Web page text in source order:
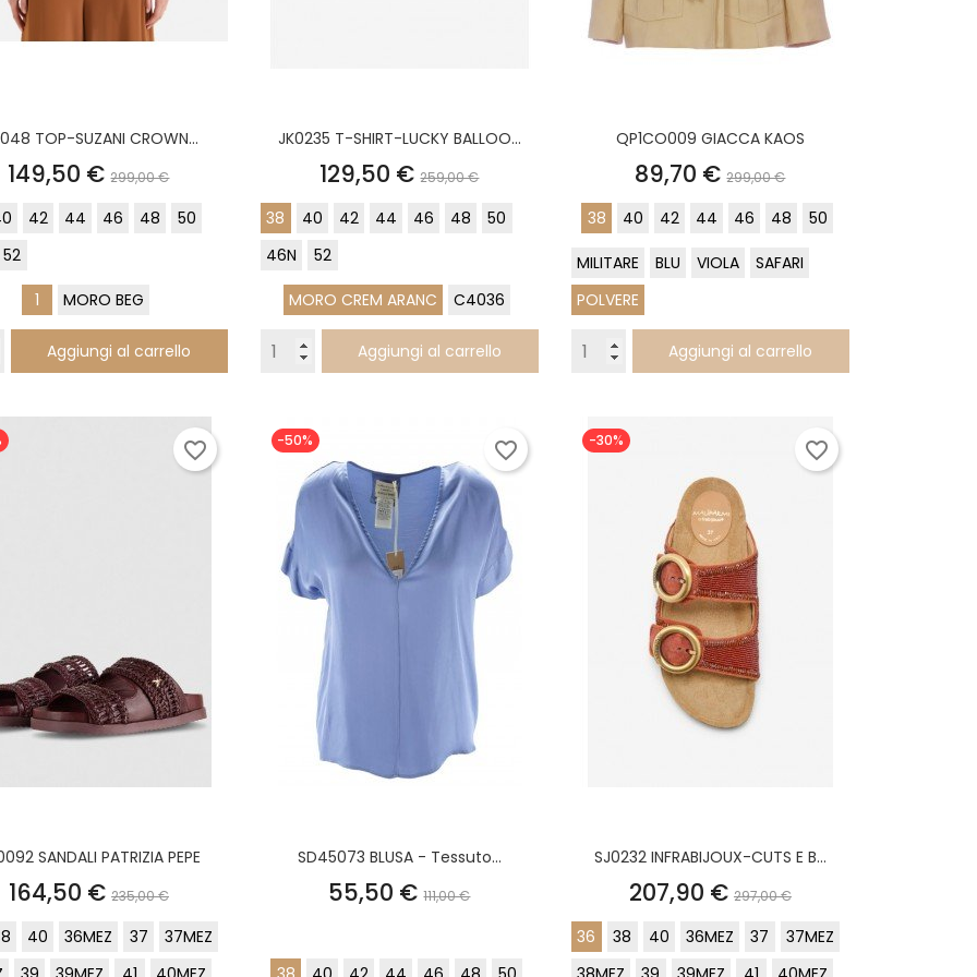
TOP-SUZANI CROWN...
Prezzo
149,50 €Prezzo
base
299,00 €
42 44 46 48
50
52
1 MORO BEG
Aggiungi al carrello
JK0235 T-SHIRT-LUCKY BALLOO...
Prezzo
129,50 €Prezzo
base
259,00 €
38 40 42 44 46 48
50
46N
52
MORO CREM ARANC C4036
Aggiungi al carrello
QP1CO009 GIACCA KAOS
Prezzo
89,70 €Prezzo
base
299,00 €
38 40 42 44 46 48 50
MILITARE BLU VIOLA
SAFARI
POLVERE
Aggiungi al carrello
SANDALI PATRIZIA PEPE
Prezzo
164,50 €Prezzo
base
235,00 €
40 36MEZ 37
37MEZ
favorite_border
SD45073 BLUSA - Tessuto...
Prezzo
55,50 €Prezzo
111,00 €
-50% favorite_border
SJ0232 INFRABIJOUX-CUTS E B...
Prezzo
207,90 €Prezzo
base
297,00 €
36 38 40 36MEZ 37
37MEZ
-30% favorite_border